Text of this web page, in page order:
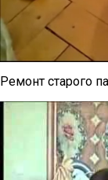
Ремонт старого